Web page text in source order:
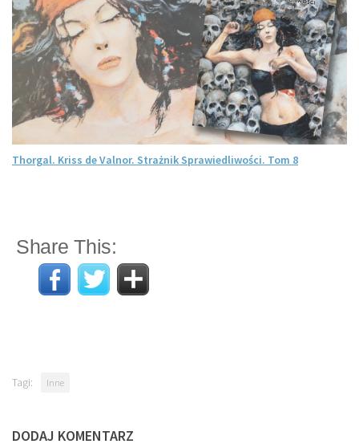
Thorgal. Kriss de Valnor. Strażnik Sprawiedliwości. Tom 8
Share This:
Tagi: Inne
DODAJ KOMENTARZ